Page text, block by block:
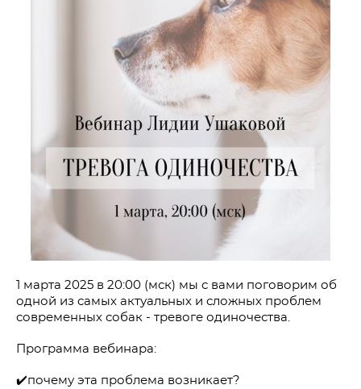
1 марта 2025 в 20:00 (мск) мы с вами поговорим об
одной из самых актуальных и сложных проблем
современных собак - тревоге одиночества.
Программа вебинара:
✔️почему эта проблема возникает?